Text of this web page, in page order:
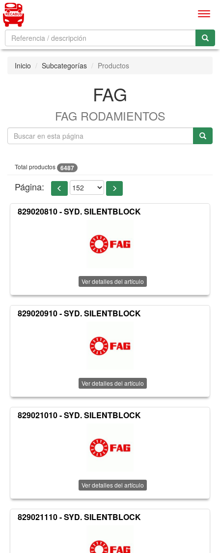
Inicio Subcategorías Productos
FAG
FAG RODAMIENTOS
Total productos 6487
Página:
829020810 - SYD. SILENTBLOCK
Ver detalles del artículo
829020910 - SYD. SILENTBLOCK
Ver detalles del artículo
829021010 - SYD. SILENTBLOCK
Ver detalles del artículo
829021110 - SYD. SILENTBLOCK